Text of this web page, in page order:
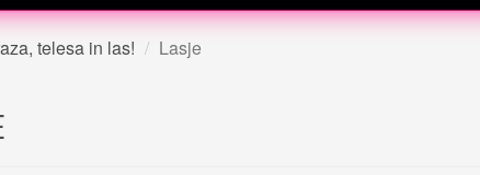
telesa in las! Lasje